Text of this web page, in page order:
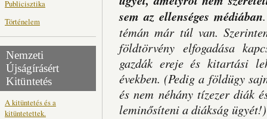
Publicisztika
Történelem
Nemzeti
Újságírásért
Kitüntetés
A kitüntetés és a
kitüntetettek.
sem az ellenséges médiában
témán már túl van.
földtörvény elfogadása
gazdák ereje és kitartási
években.(Pedig a földügy
és nem néhány tízezer diák
leminősíteni a diákság ügyét!)